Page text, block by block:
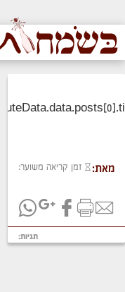
מאת: זמן קריאה משוער:
תגיות: